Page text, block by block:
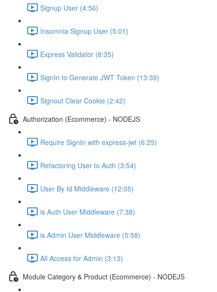
Signup User (4:56)
Insomnia Signup User (5:01)
Express Validator (8:35)
SignIn to Generate JWT Token (13:39)
Signout Clear Cookie (2:42)
Authorization (Ecommerce) - NODEJS
Require SignIn with express-jwt (6:25)
Refactoring User to Auth (3:54)
User By Id Middleware (12:05)
is Auth User Middleware (7:38)
is Admin User Middleware (5:58)
All Access for Admin (3:13)
Module Category & Product (Ecommerce) - NODEJS